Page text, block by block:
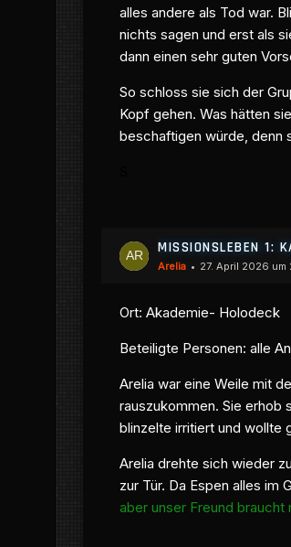
alles andere als Tod war.
nichts sagen und erst als
dann einen sehr guten
So schloss sie sich der
Kopf gehen. Was hätten
beschaftigen würde, denn
MISSIONSLEBEN 1:
Arelia 27. April 2026 um
Ort:Akademie- Holodeck
Beteiligte Personen: alle
Arelia war eine Weile mit
rauszukommen. Sie erhob
blinzelte irritiert und wollte
Arelia drehte sich wieder
zur Tür. Da Espen alles im
aber unser Freund braucht